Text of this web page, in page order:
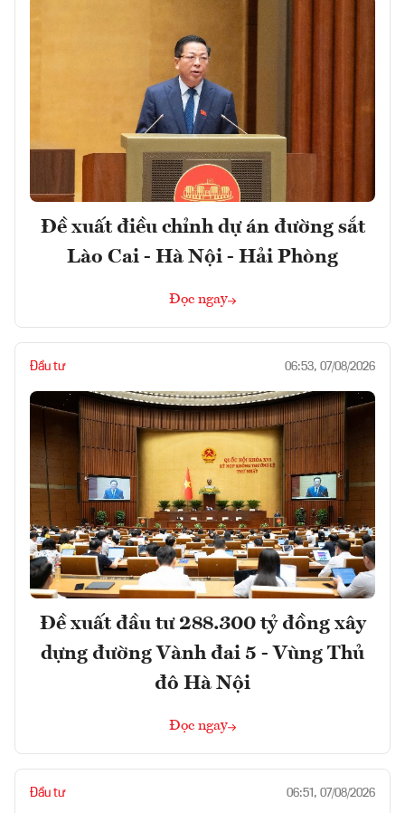
Đề xuất điều chỉnh dự án đường sắt
Lào Cai - Hà Nội - Hải Phòng
Đọc ngay
Đầu tư 06:53, 07/08/2026
Đề xuất đầu tư 288.300 tỷ đồng xây
dựng đường Vành đai 5 - Vùng Thủ
đô Hà Nội
Đọc ngay
Đầu tư 06:51, 07/08/2026